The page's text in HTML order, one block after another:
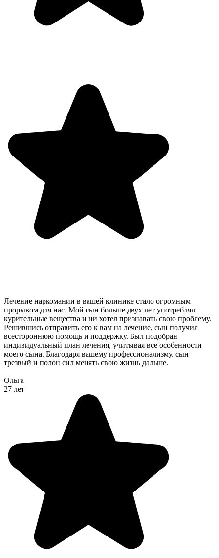
Лечение наркомании в вашей клинике стало огромным
прорывом для нас. Мой сын больше двух лет употреблял
курительные вещества и ни хотел признавать свою проблему.
Решившись отправить его к вам на лечение, сын получил
всестороннюю помощь и поддержку. Был подобран
индивидуальный план лечения, учитывая все особенности
моего сына. Благодаря вашему профессионализму, сын
трезвый и полон сил менять свою жизнь дальше.
Ольга
27 лет